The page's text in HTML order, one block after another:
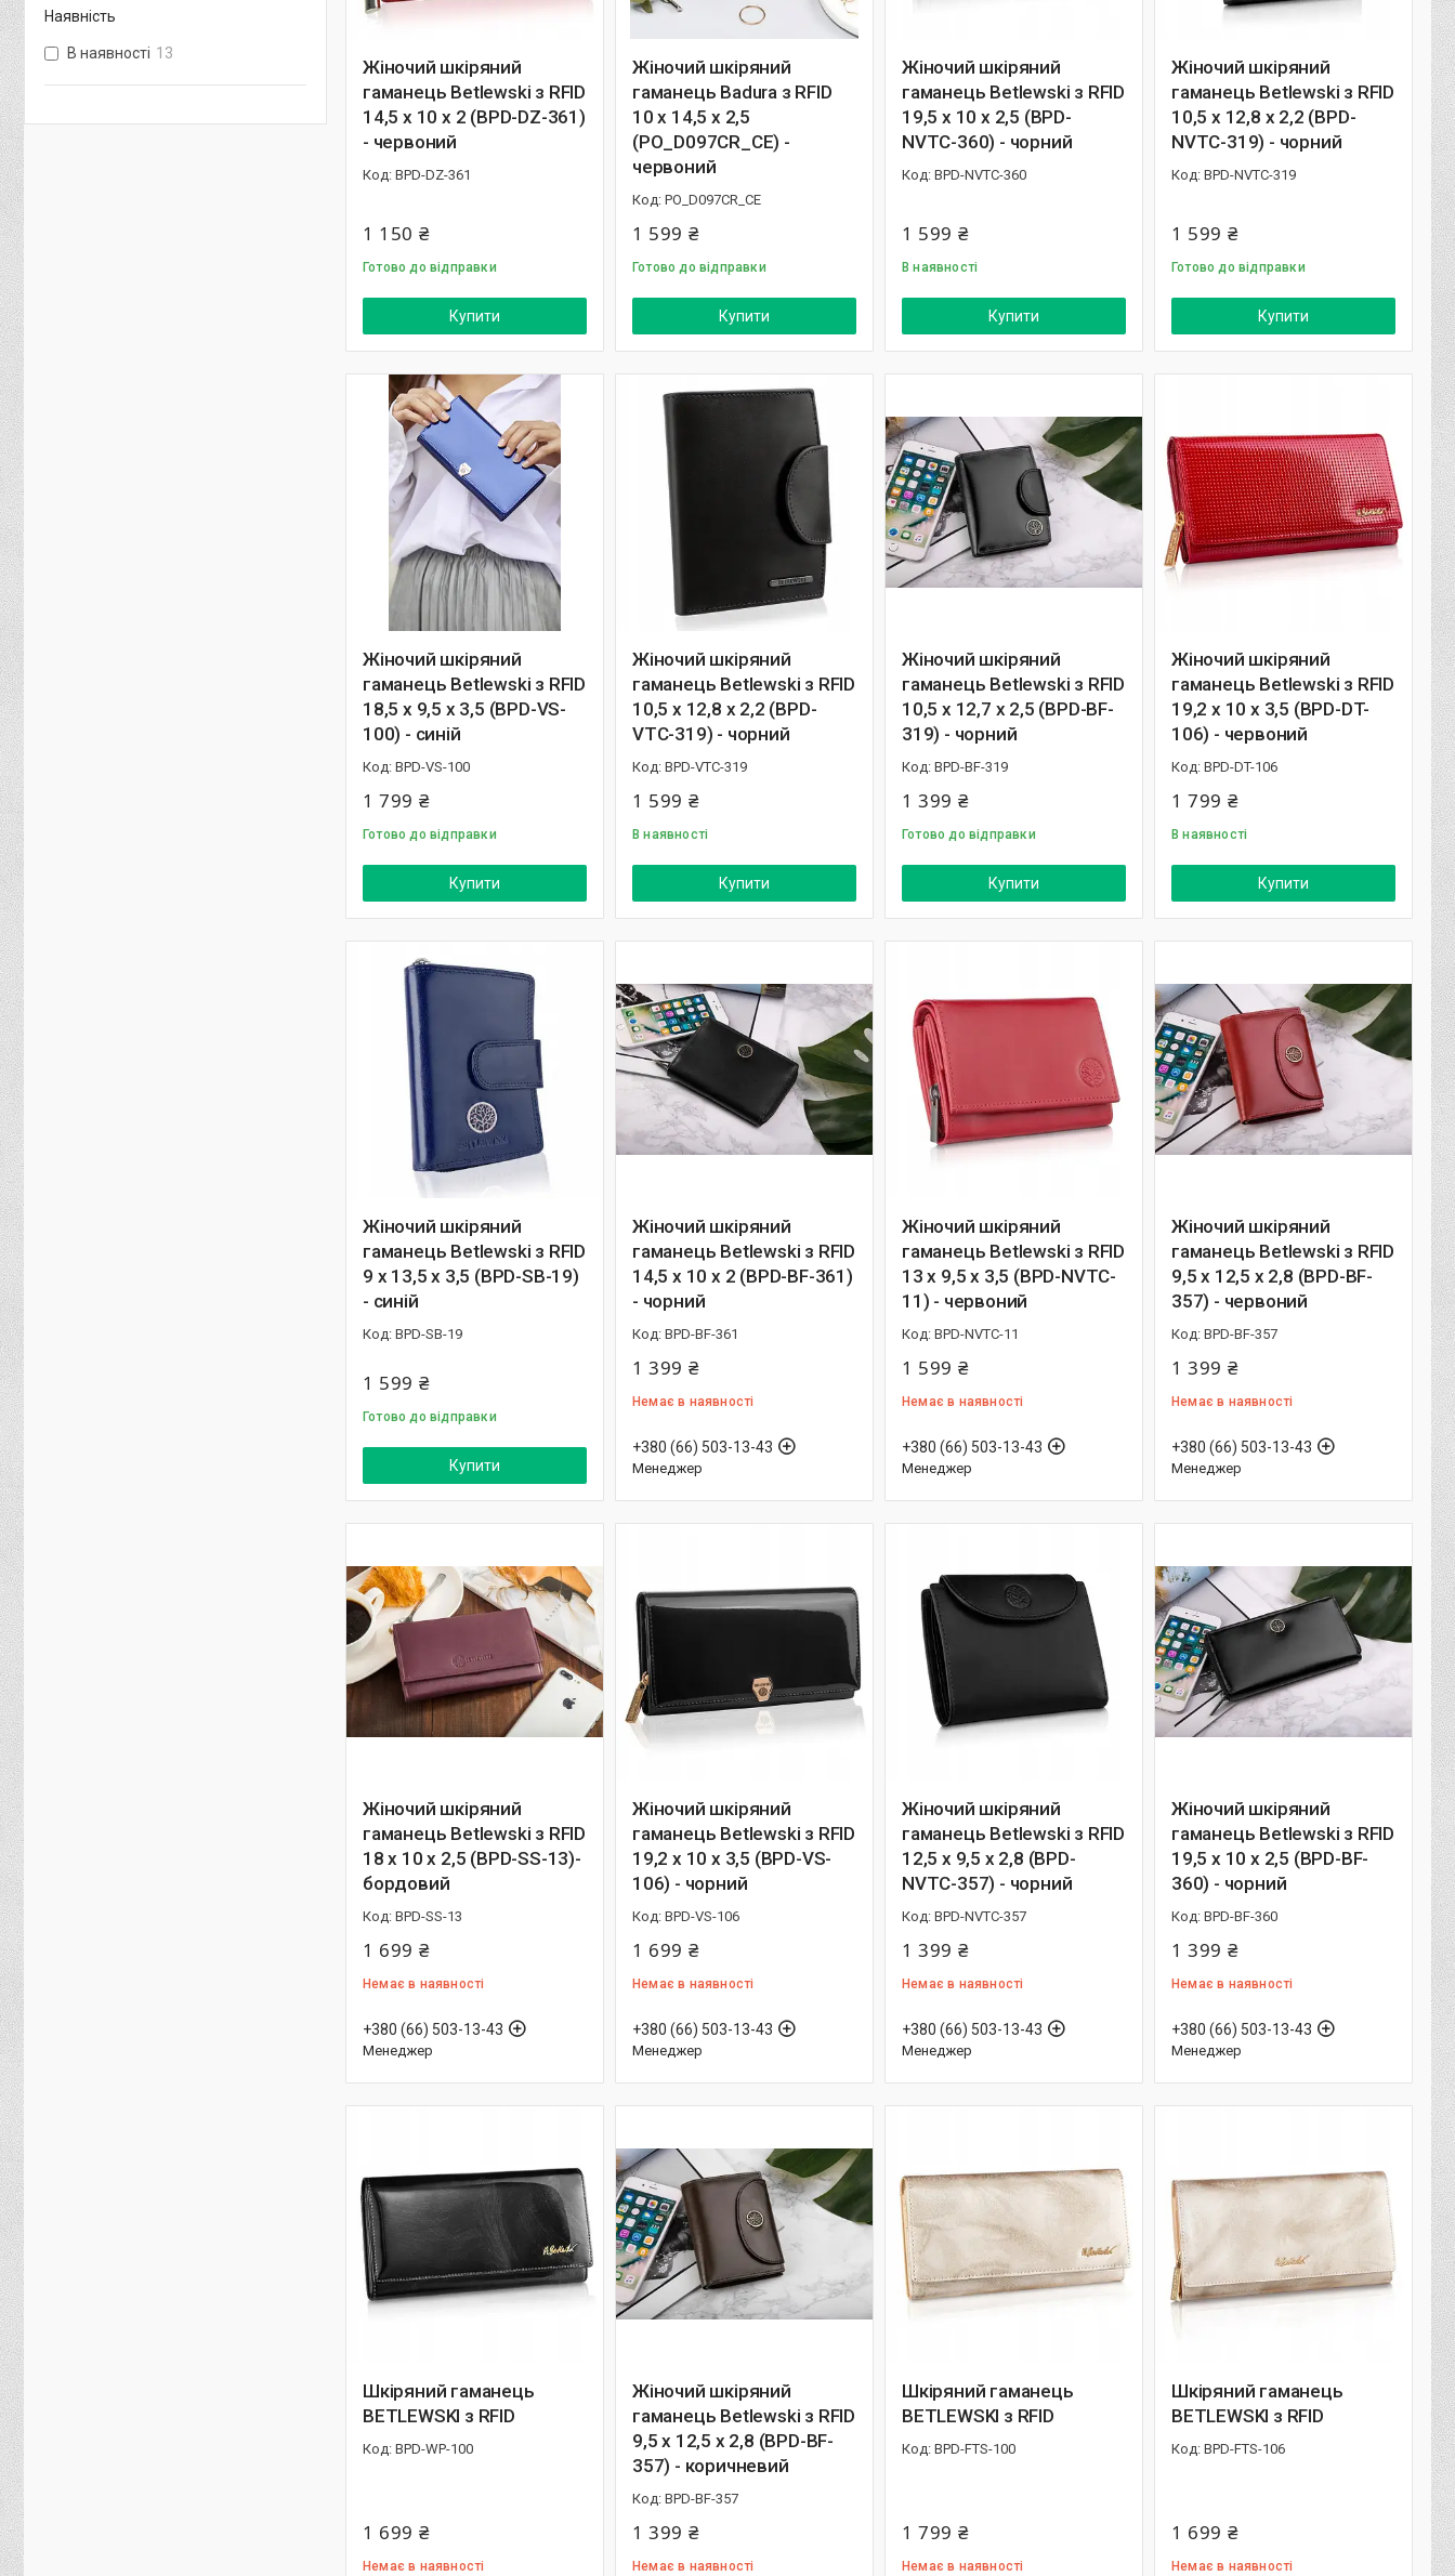
Жіночий шкіряний
гаманець Betlewski з RFID
14,5 х 10 х 2 (BPD-DZ-361)
- червоний
BPD-DZ-361
1 150 ₴
Готово до відправки
Купити
Жіночий шкіряний
гаманець Badura з RFID
10 х 14,5 х 2,5
(PO_D097CR_CE) -
червоний
PO_D097CR_CE
1 599 ₴
Готово до відправки
Купити
Жіночий шкіряний
гаманець Betlewski з RFID
19,5 х 10 х 2,5 (BPD-
NVTC-360) - чорний
BPD-NVTC-360
1 599 ₴
В наявності
Купити
Жіночий шкіряний
гаманець Betlewski з RFID
10,5 х 12,8 х 2,2 (BPD-
NVTC-319) - чорний
BPD-NVTC-319
1 599 ₴
Готово до відправки
Купити
Жіночий шкіряний
гаманець Betlewski з RFID
18,5 х 9,5 х 3,5 (BPD-VS-
100) - синій
BPD-VS-100
1 799 ₴
Готово до відправки
Купити
Жіночий шкіряний
гаманець Betlewski з RFID
10,5 х 12,8 х 2,2 (BPD-
VTC-319) - чорний
BPD-VTC-319
1 599 ₴
В наявності
Купити
Жіночий шкіряний
гаманець Betlewski з RFID
10,5 х 12,7 х 2,5 (BPD-BF-
319) - чорний
BPD-BF-319
1 399 ₴
Готово до відправки
Купити
Жіночий шкіряний
гаманець Betlewski з RFID
19,2 х 10 х 3,5 (BPD-DT-
106) - червоний
BPD-DT-106
1 799 ₴
В наявності
Купити
Жіночий шкіряний
гаманець Betlewski з RFID
9 х 13,5 х 3,5 (BPD-SB-19)
- синій
BPD-SB-19
1 599 ₴
Готово до відправки
Купити
Жіночий шкіряний
гаманець Betlewski з RFID
14,5 х 10 х 2 (BPD-BF-361)
- чорний
BPD-BF-361
1 399 ₴
Немає в наявності
+380 (66) 503-13-43
Менеджер
Жіночий шкіряний
гаманець Betlewski з RFID
13 х 9,5 х 3,5 (BPD-NVTC-
11) - червоний
BPD-NVTC-11
1 599 ₴
Немає в наявності
+380 (66) 503-13-43
Менеджер
Жіночий шкіряний
гаманець Betlewski з RFID
9,5 х 12,5 х 2,8 (BPD-BF-
357) - червоний
BPD-BF-357
1 399 ₴
Немає в наявності
+380 (66) 503-13-43
Менеджер
Жіночий шкіряний
гаманець Betlewski з RFID
18 х 10 х 2,5 (BPD-SS-13)-
бордовий
BPD-SS-13
1 699 ₴
Немає в наявності
+380 (66) 503-13-43
Менеджер
Жіночий шкіряний
гаманець Betlewski з RFID
19,2 х 10 х 3,5 (BPD-VS-
106) - чорний
BPD-VS-106
1 699 ₴
Немає в наявності
+380 (66) 503-13-43
Менеджер
Жіночий шкіряний
гаманець Betlewski з RFID
12,5 х 9,5 х 2,8 (BPD-
NVTC-357) - чорний
BPD-NVTC-357
1 399 ₴
Немає в наявності
+380 (66) 503-13-43
Менеджер
Жіночий шкіряний
гаманець Betlewski з RFID
19,5 х 10 х 2,5 (BPD-BF-
360) - чорний
BPD-BF-360
1 399 ₴
Немає в наявності
+380 (66) 503-13-43
Менеджер
Шкіряний гаманець
BETLEWSKI з RFID
BPD-WP-100
1 699 ₴
Немає в наявності
Жіночий шкіряний
гаманець Betlewski з RFID
9,5 х 12,5 х 2,8 (BPD-BF-
357) - коричневий
BPD-BF-357
1 399 ₴
Немає в наявності
Шкіряний гаманець
BETLEWSKI з RFID
BPD-FTS-100
1 799 ₴
Немає в наявності
Шкіряний гаманець
BETLEWSKI з RFID
BPD-FTS-106
1 699 ₴
Немає в наявності
Наявність
В наявності 13